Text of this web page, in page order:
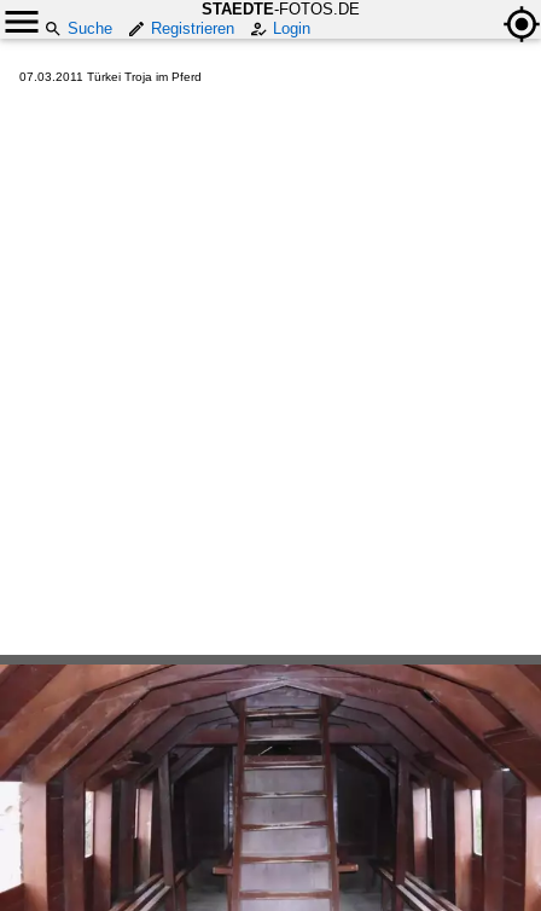
STAEDTE-FOTOS.DE
Suche
Registrieren Login
07.03.2011 Türkei Troja im Pferd